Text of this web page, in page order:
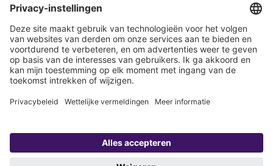
Abonneert u zich op onze nieuwsbrief
Nu aanmelden
Verklaring Colofon